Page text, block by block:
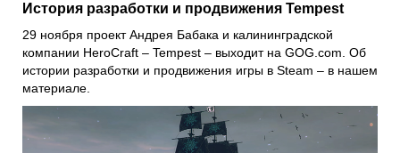
История разработки и продвижения Tempest
29 ноября проект Андрея Бабака и калининградской
компании HeroCraft – Tempest – выходит на GOG.com. Об
истории разработки и продвижения игры в Steam – в нашем
материале.